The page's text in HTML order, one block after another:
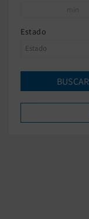
Estado